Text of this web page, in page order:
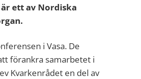
ett av Nordiska
i Vasa. De
förankra samarbetet i
Kvarkenrådet en del av